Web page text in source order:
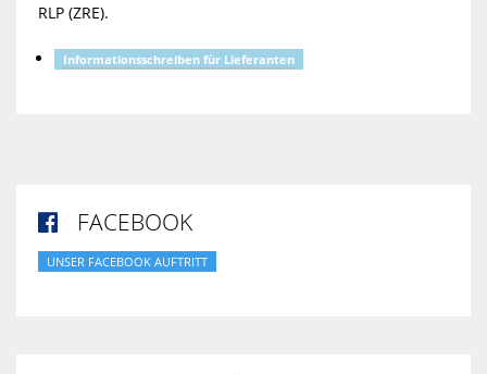
RLP (ZRE).
Informationsschreiben für Lieferanten
 FACEBOOK
UNSER FACEBOOK AUFTRITT